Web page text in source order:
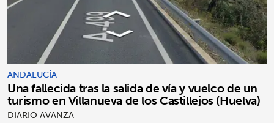
ANDALUCÍA
Una fallecida tras la salida de vía y vuelco de un
turismo en Villanueva de los Castillejos (Huelva)
DIARIO AVANZA